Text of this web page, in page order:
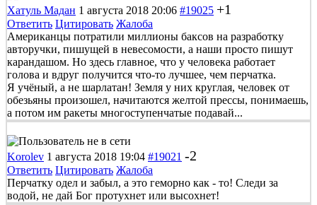
Хатуль Мадан 1 августа 2018 20:06 #19025 +1
Ответить Цитировать Жалоба
Американцы потратили миллионы баксов на разработку
авторучки, пишущей в невесомости, а наши просто пишут
карандашом. Но здесь главное, что у человека работает
голова и вдруг получится что-то лучшее, чем перчатка.
Я учёный, а не шарлатан! Земля у них круглая, человек от
обезьяны произошел, начитаются желтой прессы, понимаешь,
а потом им ракеты многоступенчатые подавай...
Korolev 1 августа 2018 19:04 #19021 -2
Ответить Цитировать Жалоба
Перчатку одел и забыл, а это геморно как - то! Следи за
водой, не дай Бог протухнет или высохнет!